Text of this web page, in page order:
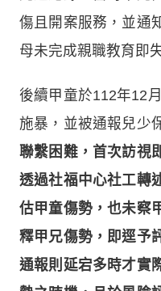
傷且開案服務，並通
母未完成親職教育即
後續甲童於112年12
施暴，並被通報兒少
聯繫困難，首次訪視
透過社福中心社工轉
估甲童傷勢，也未察
釋甲兄傷勢，即逕予
通報則延宕多時才實